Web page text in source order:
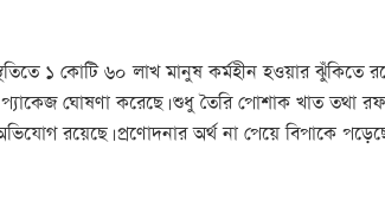
১ কোটি ৬০ লাখ মানুষ কর্মহীন হওয়ার ঝুঁকিতে
প্যাকেজ ঘোষণা করেছে। শুধু তৈরি পোশাক খাত তথা
রয়েছে। প্রণোদনার অর্থ না পেয়ে বিপাকে